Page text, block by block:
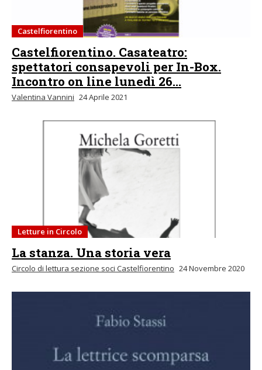
Castelfiorentino
Castelfiorentino. Casateatro:
spettatori consapevoli per In-Box.
Incontro on line lunedì 26...
Valentina Vannini 24 Aprile 2021
Letture in Circolo
La stanza. Una storia vera
Circolo di lettura sezione soci Castelfiorentino 24 Novembre 2020